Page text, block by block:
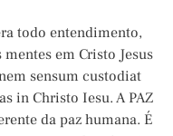
todo entendimento,
mentes em Cristo Jesus
sensum custodiat
in Christo Iesu. A PAZ
da paz humana. É